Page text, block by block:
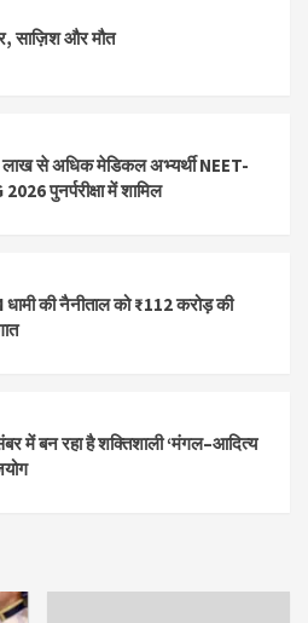
साज़िश और मौत
से अधिक मेडिकल अभ्यर्थी NEET-
2026 पुनर्परीक्षा में शामिल
धामी की नैनीताल को ₹112 करोड़ की
में बन रहा है शक्तिशाली ‘मंगल–आदित्य